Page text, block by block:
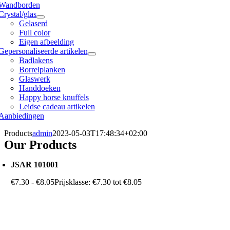
glas
Gelaserd
Full color
Eigen afbeelding
artikelen
Badlakens
Borrelplanken
Glaswerk
Handdoeken
Happy horse knuffels
Leidse cadeau artikelen
Productsadmin2023-05-03T17:48:34+02:00
Our Products
JSAR 101001
€7.30 - €8.05Prijsklasse: €7.30 tot €8.05